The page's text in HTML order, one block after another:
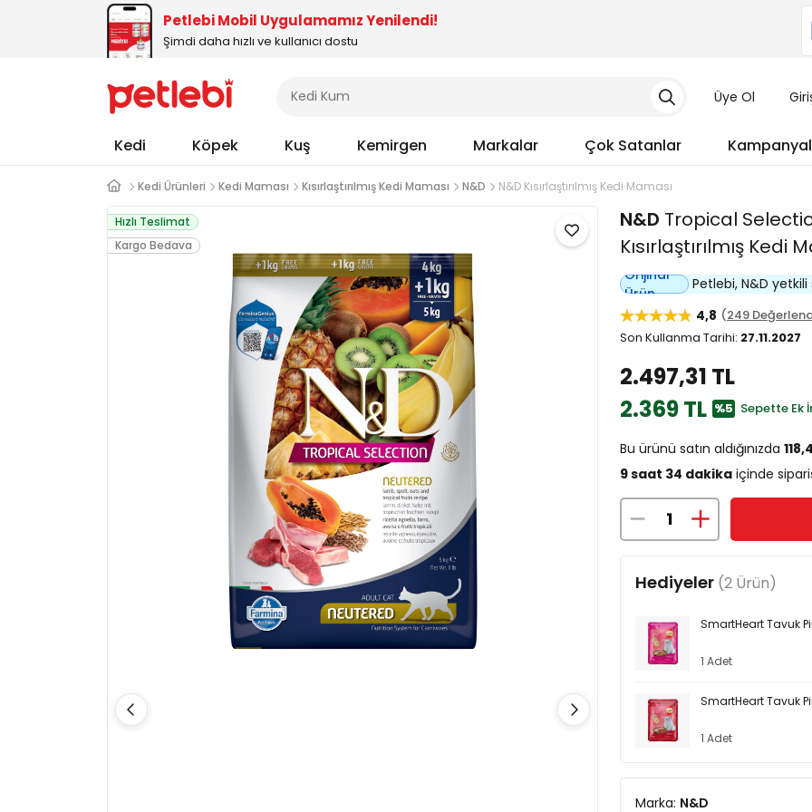
Petlebi Mobil Uygulamamız Yenilendi!
Şimdi daha hızlı ve kullanıcı dostu
Üye Ol
Kedi Köpek Kuş Kemirgen Markalar Çok Satanlar
Kedi Ürünleri Kedi Maması Kısırlaştırılmış Kedi Maması N&D N&D Kısırlaştırılmış Kedi Maması
Hızlı Teslimat
Kargo Bedava
N&D Tropical
Kısırlaştırılmış Kedi
Orijinal
Ürün
Petlebi, N&D yetkili
4,8
249
Son Kullanma Tarihi: 27.11.2027
2.497,31 TL
2.369 TL %5 Sepette Ek
Bu ürünü satın aldığınızda
9 saat 34 dakika içinde
Hediyeler (2 Ürün)
SmartHeart Tavuk
1 Adet
SmartHeart Tavuk
1 Adet
Marka: N&D